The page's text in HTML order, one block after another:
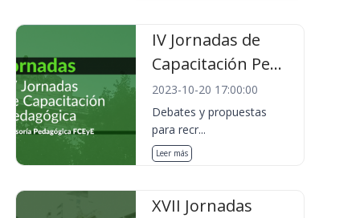
IV Jornadas de
Capacitación Pe...
2023-10-20 17:00:00
Debates y propuestas
para recr...
Leer más
XVII Jornadas